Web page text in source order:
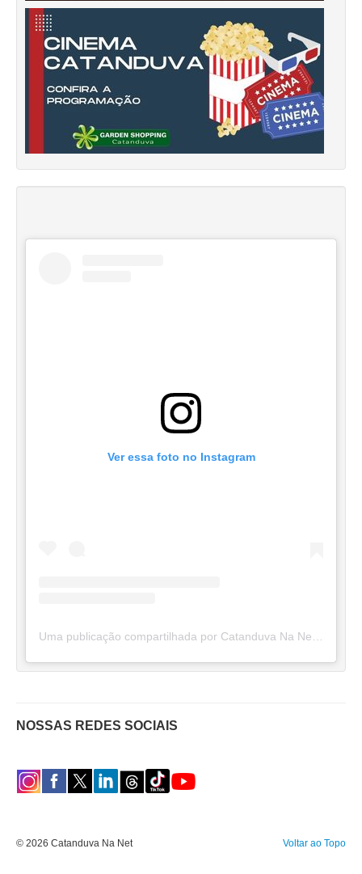
Ver essa foto no Instagram
Uma publicação compartilhada por Catanduva Na Net (@catanduvananett)
NOSSAS REDES SOCIAIS
Voltar ao Topo
© 2026 Catanduva Na Net